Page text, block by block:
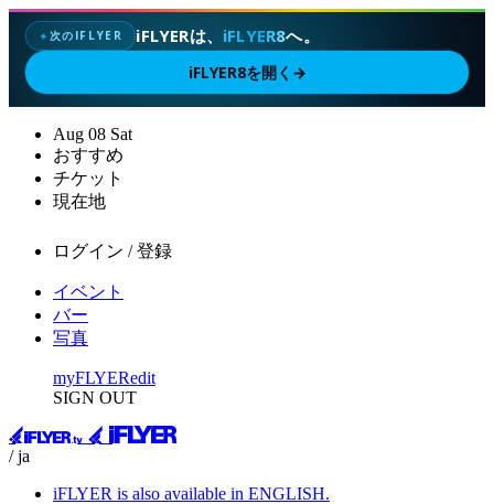
✦次のIFLYER iFLYERは、 iFLYER8へ。
iFLYER8を開く →
Aug 08 Sat
おすすめ
チケット
現在地
ログイン / 登録
イベント
バー
写真
myFLYERedit
SIGN OUT
/ ja
iFLYER is also available in ENGLISH.